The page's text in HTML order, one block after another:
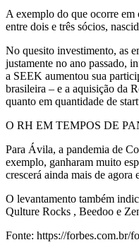
A exemplo do que ocorre em
entre dois e três sócios,
No quesito investimento, as
justamente no ano passado,
a SEEK aumentou sua
brasileira – e a aquisição da
quanto em quantidade de
O RH EM TEMPOS DE
Para Ávila, a pandemia de
exemplo, ganharam muito
crescerá ainda mais de
O levantamento também
Qulture Rocks , Beedoo e
Fonte: https://forbes.com.br/